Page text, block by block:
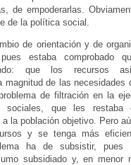
de empoderarlas.
de la política social.
de orientación y de
estaba comprobado
que los recursos
magnitud de las necesidades
de filtración en la
sociales, que les restaba
a la población objetivo. Pero
y se tenga más
ha de subsistir, pues
subsidiado y, en menor